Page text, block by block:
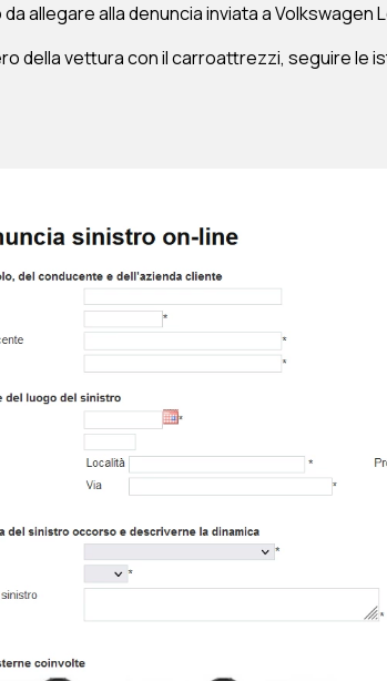
allegare alla denuncia inviata a Volkswagen
della vettura con il carroattrezzi, seguire le